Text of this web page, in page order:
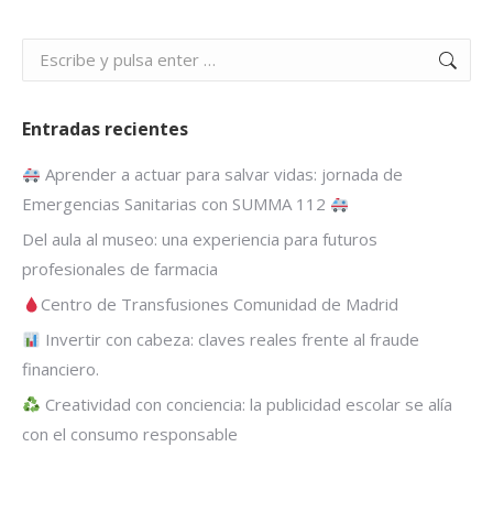
Buscar:
Entradas recientes
Aprender a actuar para salvar vidas: jornada de
Emergencias Sanitarias con SUMMA 112
Del aula al museo: una experiencia para futuros
profesionales de farmacia
Centro de Transfusiones Comunidad de Madrid
Invertir con cabeza: claves reales frente al fraude
financiero.
Creatividad con conciencia: la publicidad escolar se alía
con el consumo responsable